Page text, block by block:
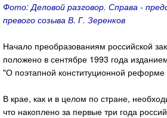
Фото: Деловой разговор. Справа -
превого созыва В. Г. Зеренков
Начало преобразованиям российской
положено в сентябре 1993 года
"О поэтапной конституционной
В крае, как и в целом по стране,
что накоплено за первые три года